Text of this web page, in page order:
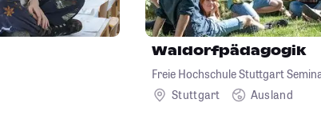
Waldorfpädagogik
Freie Hochschule Stuttgart
Waldorfpädagogik
Stuttgart Ausland